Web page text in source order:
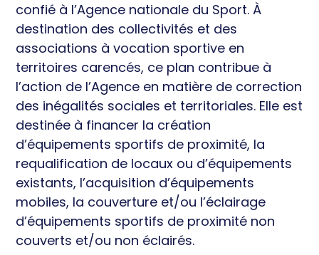
confié à l’Agence nationale du Sport. À
destination des collectivités et des
associations à vocation sportive en
territoires carencés, ce plan contribue à
l’action de l’Agence en matière de correction
des inégalités sociales et territoriales. Elle est
destinée à financer la création
d’équipements sportifs de proximité, la
requalification de locaux ou d’équipements
existants, l’acquisition d’équipements
mobiles, la couverture et/ou l’éclairage
d’équipements sportifs de proximité non
couverts et/ou non éclairés.